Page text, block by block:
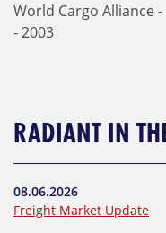
World Cargo Alliance
- 2003
RADIANT IN
08.06.2026
Freight Market Update